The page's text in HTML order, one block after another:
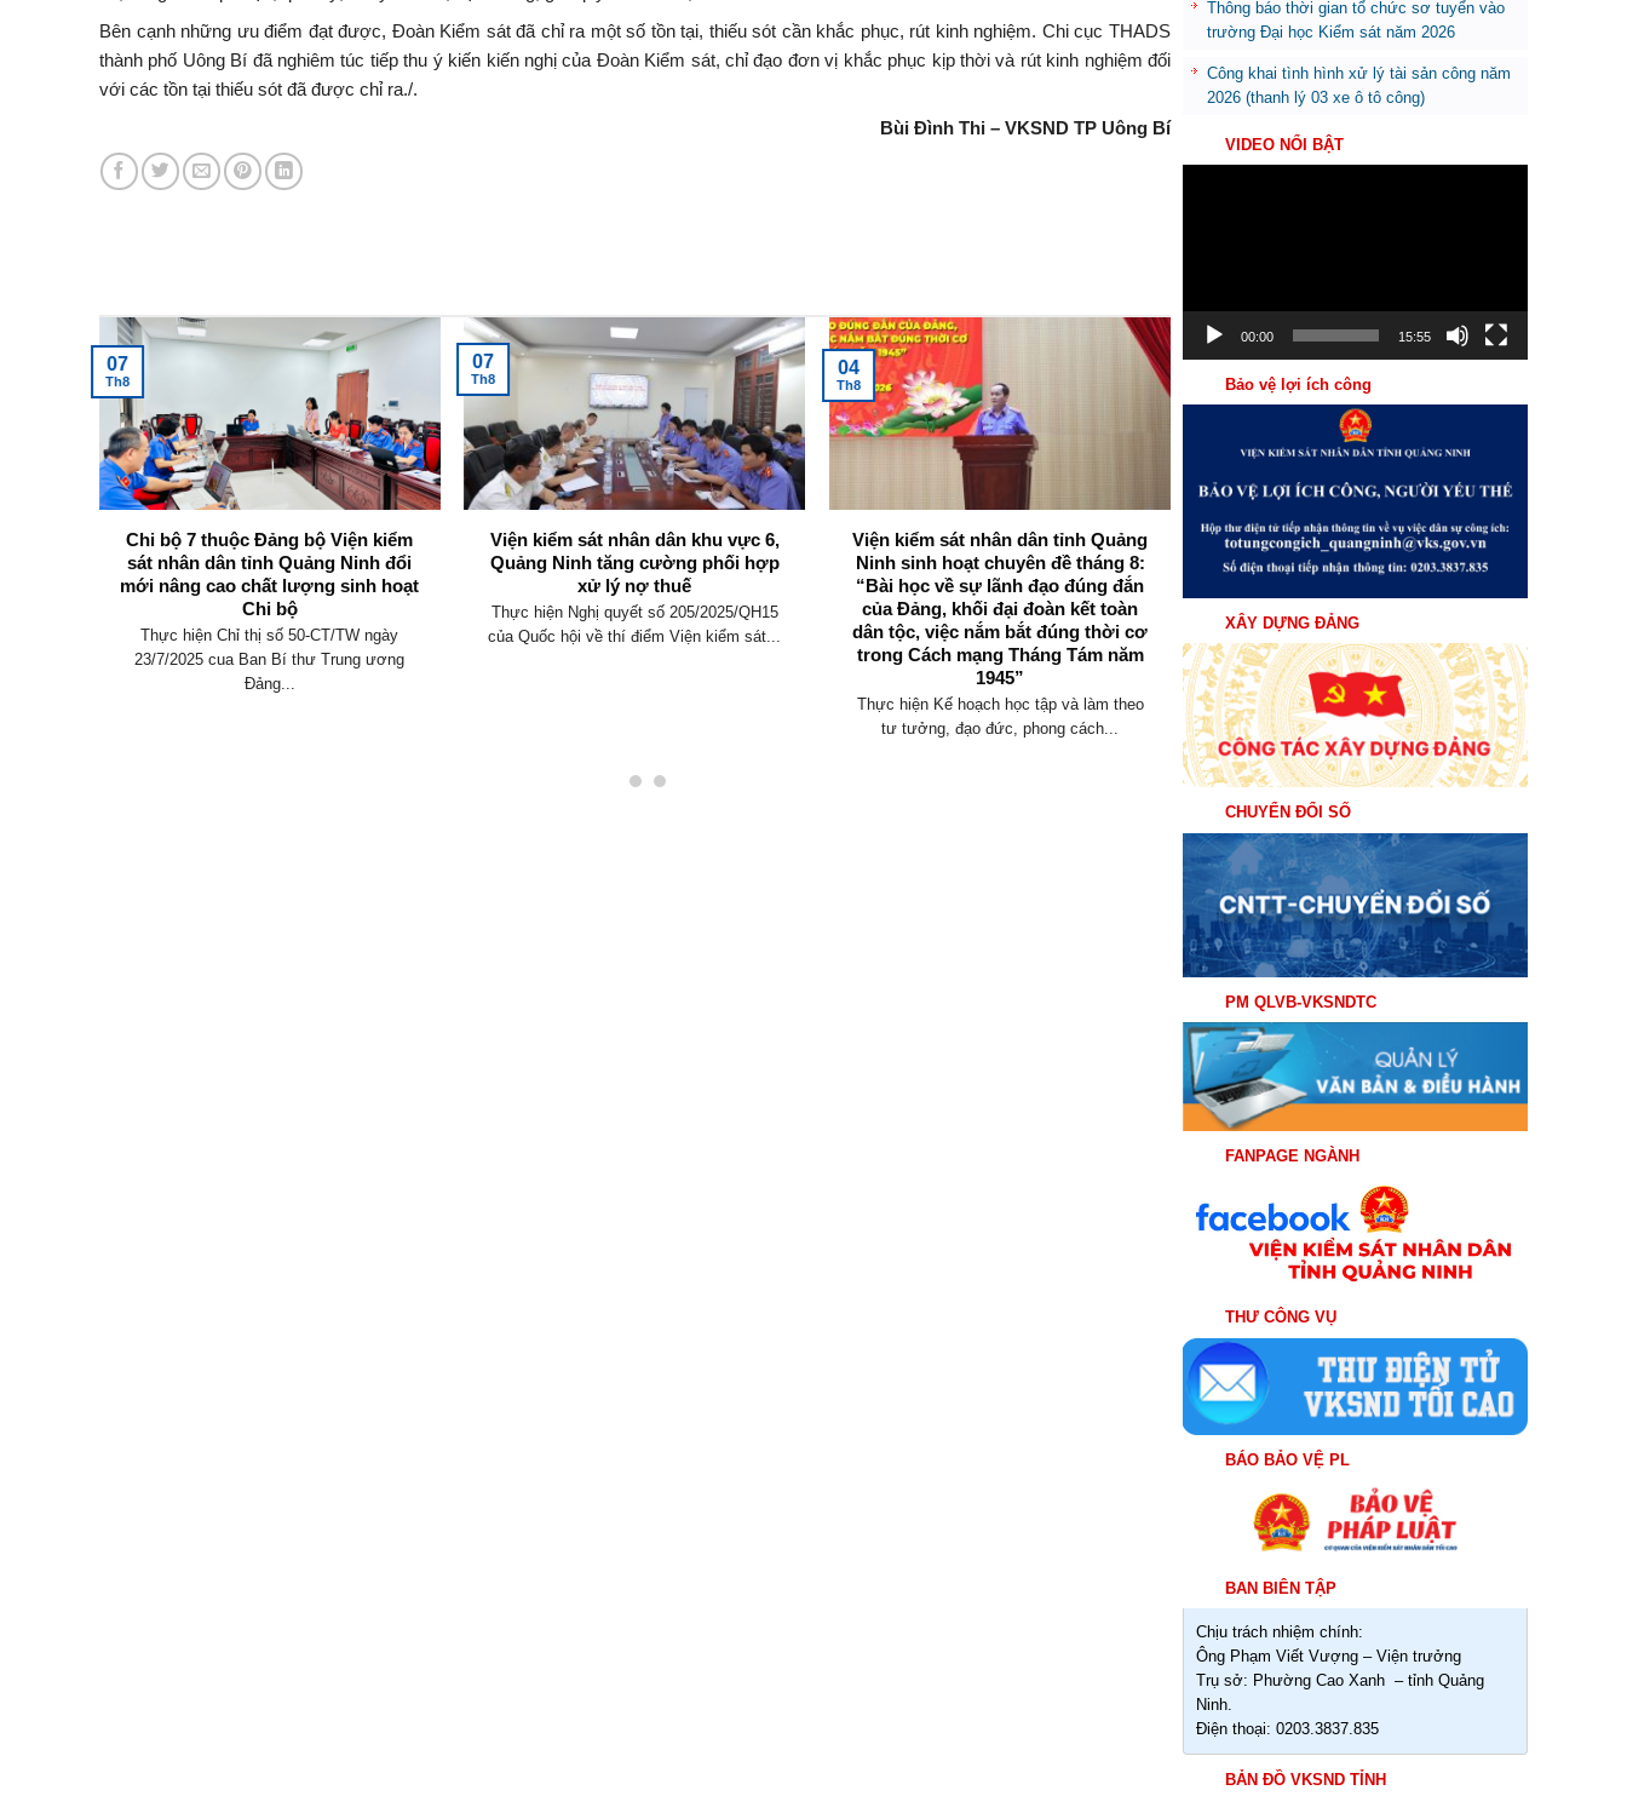
Bên cạnh những ưu điểm đạt được, Đoàn Kiểm sát đã chỉ ra một số tồn tại, thiếu sót cần khắc phục, rút kinh nghiệm. Chi cục THADS
thành phố Uông Bí đã nghiêm túc tiếp thu ý kiến kiến nghị của Đoàn Kiểm sát, chỉ đạo đơn vị khắc phục kịp thời và rút kinh nghiệm đối
với các tồn tại thiếu sót đã được chỉ ra./.
Bùi Đình Thi – VKSND TP Uông Bí
Chi bộ 7 thuộc Đảng bộ Viện kiểm
sát nhân dân tỉnh Quảng Ninh đổi
mới nâng cao chất lượng sinh hoạt
Chi bộ
Thực hiện Chỉ thị số 50-CT/TW ngày
23/7/2025 cua Ban Bí thư Trung ương
Đảng...
07
Th8
Viện kiểm sát nhân dân khu vực 6,
Quảng Ninh tăng cường phối hợp
xử lý nợ thuế
Thực hiện Nghị quyết số 205/2025/QH15
của Quốc hội về thí điểm Viện kiểm sát...
07
Th8
Viện kiểm sát nhân dân tỉnh Quảng
Ninh sinh hoạt chuyên đề tháng 8:
“Bài học về sự lãnh đạo đúng đắn
của Đảng, khối đại đoàn kết toàn
dân tộc, việc nắm bắt đúng thời cơ
trong Cách mạng Tháng Tám năm
1945”
Thực hiện Kế hoạch học tập và làm theo
tư tưởng, đạo đức, phong cách...
04
Th8
Viện kiểm sát nhân dân tỉnh Quảng
Ninh tổ chức Hội nghị giao ban trực
tháng 8/2026
Sáng ngày 03/8/2026, Viện kiểm sát nhân
dân (VKSND) tỉnh Quảng Ninh tổ chức
Hội...
04
Th8
Thông báo thời gian tổ chức sơ tuyển vào
trường Đại học Kiểm sát năm 2026
Công khai tình hình xử lý tài sản công năm
2026 (thanh lý 03 xe ô tô công)
VIDEO NỔI BẬT
00:00 15:55
Bảo vệ lợi ích công
XÂY DỰNG ĐẢNG
CHUYỂN ĐỔI SỐ
PM QLVB-VKSNDTC
FANPAGE NGÀNH
THƯ CÔNG VỤ
BÁO BẢO VỆ PL
BAN BIÊN TẬP
Chịu trách nhiệm chính:
Ông Phạm Viết Vượng – Viện trưởng
Trụ sở: Phường Cao Xanh – tỉnh Quảng
Ninh.
Điện thoại: 0203.3837.835
BẢN ĐỒ VKSND TỈNH